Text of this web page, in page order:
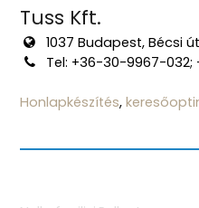
Tuss Kft.
1037 Budapest, Bécsi
Tel: +36-30-9967-
Honlapkészítés,